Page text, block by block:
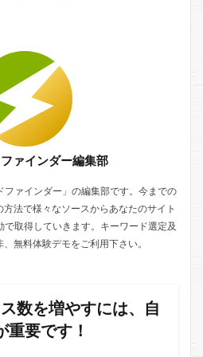
ァインダー編集部
ファインダー」の編集部です。今までの
法で様々なソースからあなたのサイト
取得していきます。キーワード選定及
無料体験デモをご利用下さい。
数を増やすには、自
重要です！